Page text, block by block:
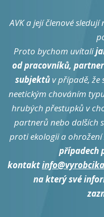
AVK a její členové
Proto bychom uvítali
od pracovníků,
subjektů v případě, že
neetickým chováním
hrubých přestupků v
partnerů nebo dalších
proti ekologii a
případech
kontakt
na který své